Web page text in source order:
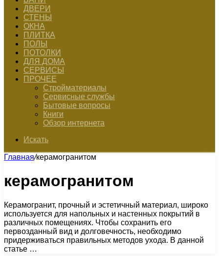
ДВЕРИ
СТЕНЫ
ОКНА
ПЛИТКА
ПОЛЫ
ПОТОЛКИ
ДЛЯ ДОМА
СЕРВИСЫ
ПРОЧЕЕ
Стройматериалы
Сервисные службы
Бытовые вопросы
Книги
Обзор интернета
Искать
Главная/керамогранитом
керамогранитом
Керамогранит, прочный и эстетичный материал, широко
используется для напольных и настенных покрытий в
различных помещениях. Чтобы сохранить его
первозданный вид и долговечность, необходимо
придерживаться правильных методов ухода. В данной
статье …